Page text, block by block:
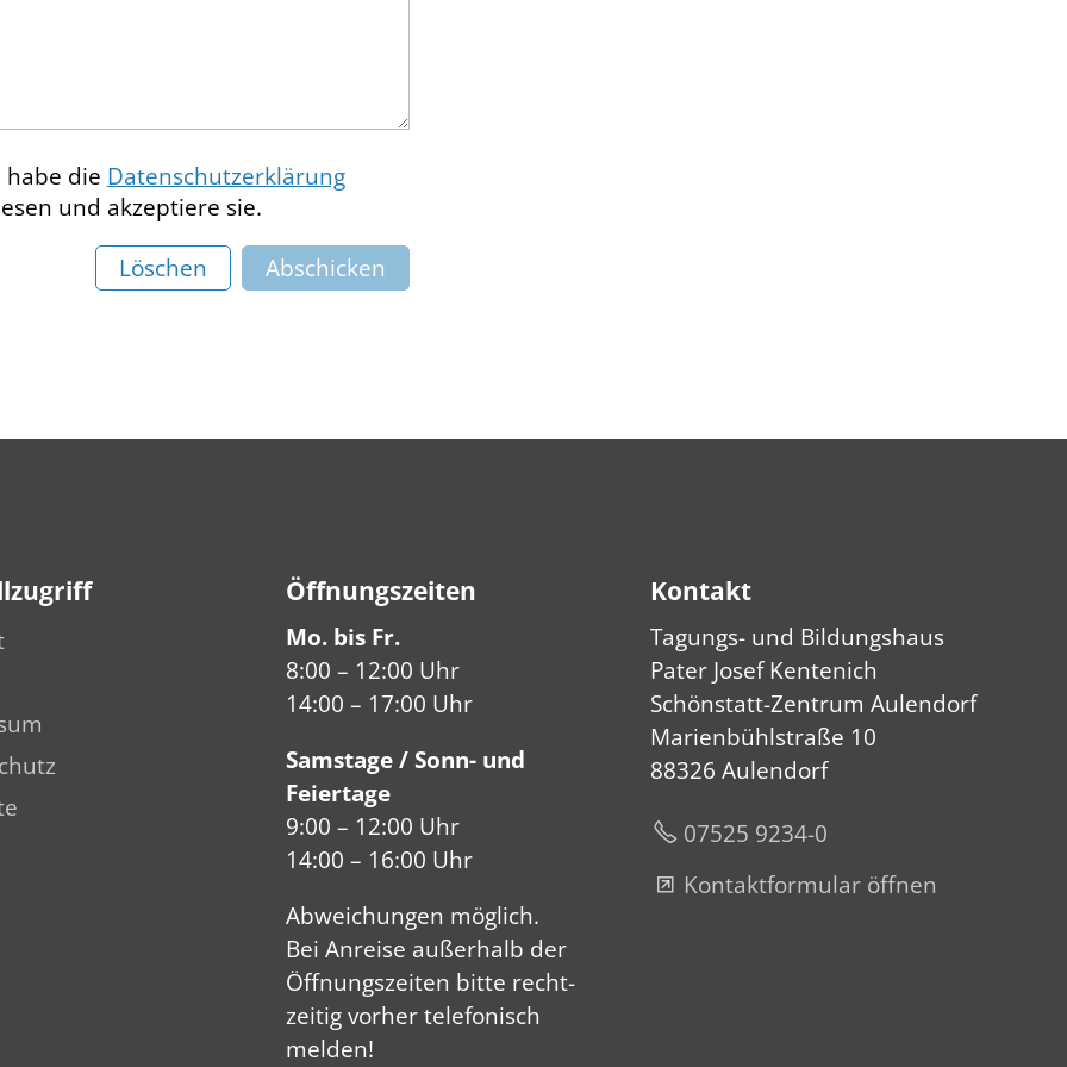
habe die Datenschutzerklärung
und akzeptiere sie.
Löschen
Abschicken
Öffnungs­zeiten
Mo. bis Fr.
8:00 – 12:00 Uhr
14:00 – 17:00 Uhr
Samstage / Sonn- und
Feiertage
9:00 – 12:00 Uhr
14:00 – 16:00 Uhr
Abweich­ungen mög­lich.
Bei Anreise außerhalb der
Öffnungs­zeiten bitte recht­
zeitig vorher telefo­nisch
melden!
Kontakt
Tagungs- und Bildungshaus
Pater Josef Kentenich
Schönstatt-Zentrum Aulendorf
Marienbühlstraße 10
88326 Aulendorf
07525 9234-0
Kontaktformular öffnen